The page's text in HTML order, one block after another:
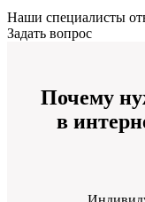
Наши специалисты
Задать вопрос
Почему
в